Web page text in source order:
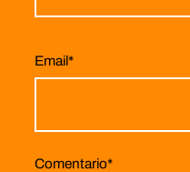
Email*
Comentario*